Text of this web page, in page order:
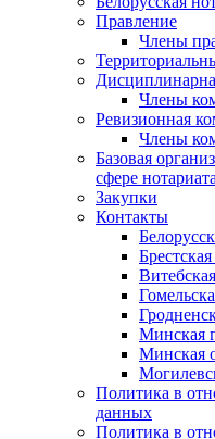
Правление
Члены
Члены
Ревизионная
Члены
Базовая
сфере
Закупки
Контакты
Минская
Минская
Политика в
данных
Политика в